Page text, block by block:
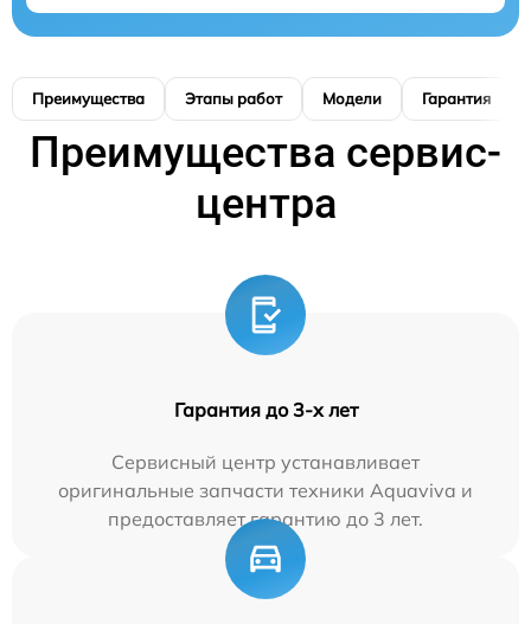
Преимущества Этапы работ Модели Гарантия
Преимущества сервис-
центра
Гарантия до 3-х лет
Сервисный центр устанавливает
оригинальные запчасти техники Aquaviva и
предоставляет гарантию до 3 лет.